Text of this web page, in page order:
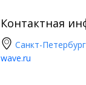
Контактная
Санкт-
wave.ru